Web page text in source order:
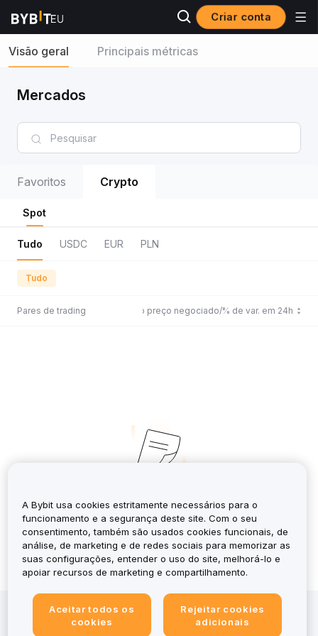
Criar conta
Visão geral Principais métricas
Mercados
Favoritos Crypto
Spot
Tudo USDC EUR PLN
Tudo
Pares de trading Último preço negociado/% de var. em 24h
No Records
Investir em criptoativos envolve riscos, inclusive
elevada volatilidade e a potencial perda de todo o
A Bybit usa cookies estritamente necessários para o
funcionamento e a segurança deste site. Com o seu
consentimento, também são usados cookies funcionais, de
análise, de marketing e de redes sociais para memorizar as
suas configurações, entender o uso do site, melhorá-lo e
apoiar recursos de marketing e compartilhamento.
Aceitar todos os
cookies
Rejeitar cookies
adicionais